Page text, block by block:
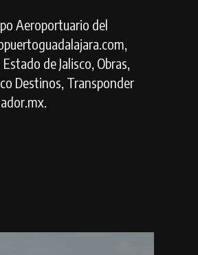
Aeroportuario del
de Jalisco, Obras,
Destinos, Transponder